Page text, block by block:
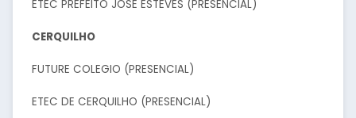
ETEC PREFEITO JOSE ESTEVES (PRESENCIAL)
CERQUILHO
FUTURE COLEGIO (PRESENCIAL)
ETEC DE CERQUILHO (PRESENCIAL)